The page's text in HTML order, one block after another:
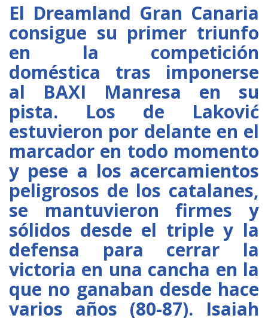
El Dreamland Gran Canaria
consigue su primer triunfo
en la competición
doméstica tras imponerse
al BAXI Manresa en su
pista. Los de Laković
estuvieron por delante en el
marcador en todo momento
y pese a los acercamientos
peligrosos de los catalanes,
se mantuvieron firmes y
sólidos desde el triple y la
defensa para cerrar la
victoria en una cancha en la
que no ganaban desde hace
varios años (80-87). Isaiah